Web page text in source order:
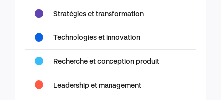
Stratégies et transformation
Technologies et innovation
Recherche et conception produit
Leadership et management